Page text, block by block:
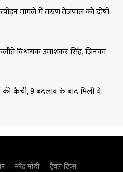
मामले में तरुण तेजपाल को दोषी
विधायक उमाशंकर सिंह, जिनका
की कैंची, 9 बदलाव के बाद मिली ये
नरेंद्र मोदी
ट्रैवल टिप्स